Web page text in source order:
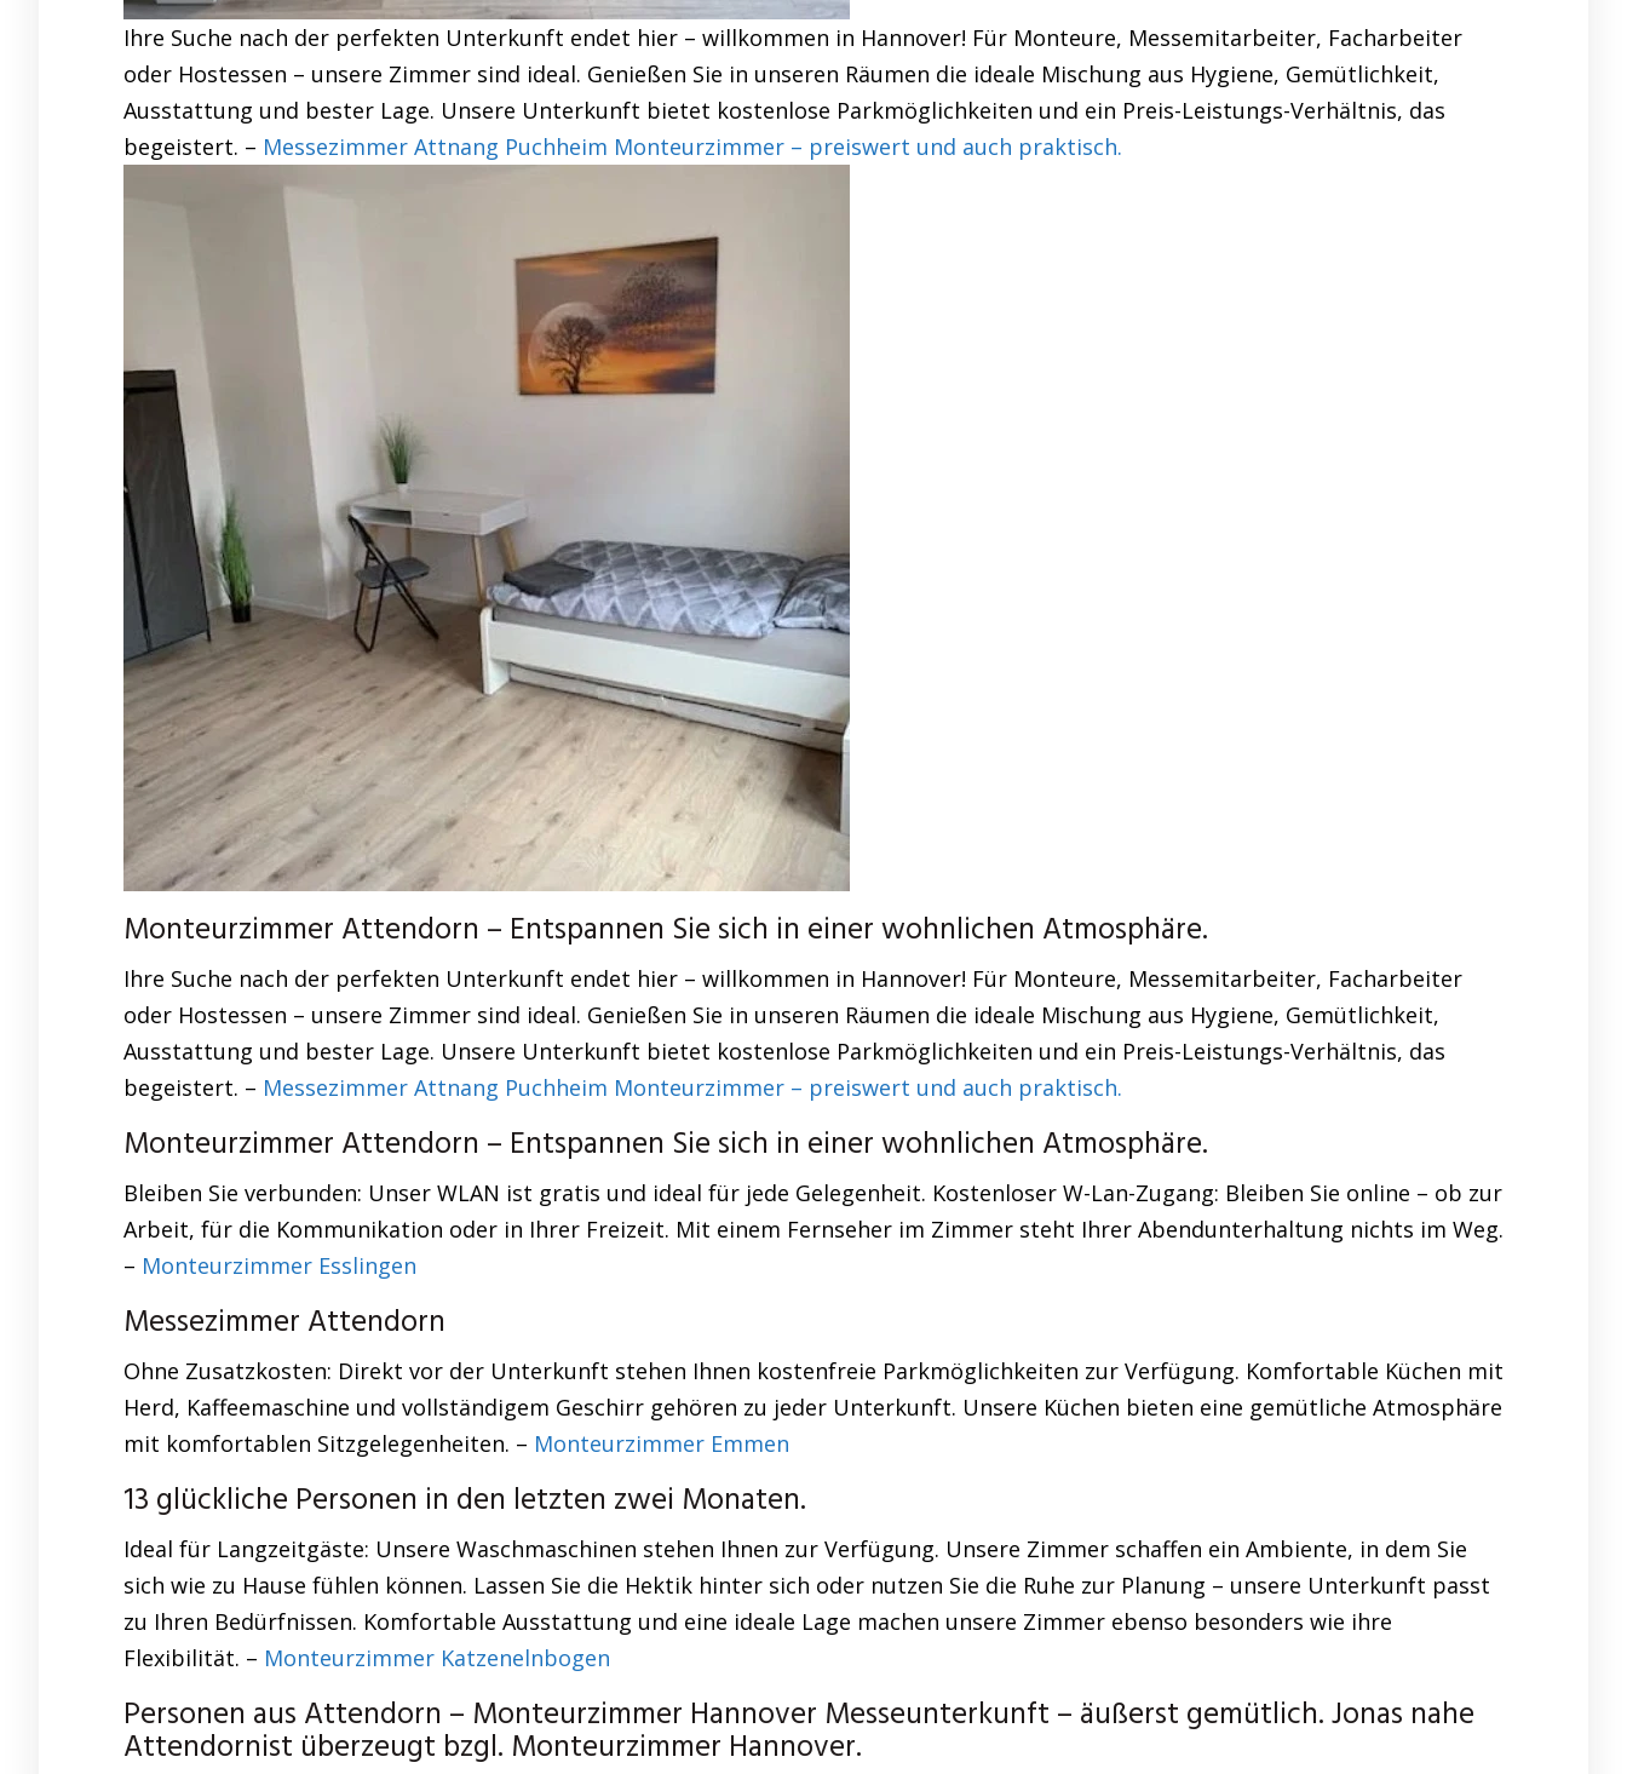
Ihre Suche nach der perfekten Unterkunft endet hier – willkommen in Hannover! Für Monteure, Messemitarbeiter, Facharbeiter
oder Hostessen – unsere Zimmer sind ideal. Genießen Sie in unseren Räumen die ideale Mischung aus Hygiene, Gemütlichkeit,
Ausstattung und bester Lage. Unsere Unterkunft bietet kostenlose Parkmöglichkeiten und ein Preis-Leistungs-Verhältnis, das
begeistert. – Messezimmer Attnang Puchheim Monteurzimmer – preiswert und auch praktisch.
Monteurzimmer Attendorn – Entspannen Sie sich in einer wohnlichen Atmosphäre.
Ihre Suche nach der perfekten Unterkunft endet hier – willkommen in Hannover! Für Monteure, Messemitarbeiter, Facharbeiter
oder Hostessen – unsere Zimmer sind ideal. Genießen Sie in unseren Räumen die ideale Mischung aus Hygiene, Gemütlichkeit,
Ausstattung und bester Lage. Unsere Unterkunft bietet kostenlose Parkmöglichkeiten und ein Preis-Leistungs-Verhältnis, das
begeistert. – Messezimmer Attnang Puchheim Monteurzimmer – preiswert und auch praktisch.
Monteurzimmer Attendorn – Entspannen Sie sich in einer wohnlichen Atmosphäre.
Bleiben Sie verbunden: Unser WLAN ist gratis und ideal für jede Gelegenheit. Kostenloser W-Lan-Zugang: Bleiben Sie online – ob zur
Arbeit, für die Kommunikation oder in Ihrer Freizeit. Mit einem Fernseher im Zimmer steht Ihrer Abendunterhaltung nichts im Weg.
– Monteurzimmer Esslingen
Messezimmer Attendorn
Ohne Zusatzkosten: Direkt vor der Unterkunft stehen Ihnen kostenfreie Parkmöglichkeiten zur Verfügung. Komfortable Küchen mit
Herd, Kaffeemaschine und vollständigem Geschirr gehören zu jeder Unterkunft. Unsere Küchen bieten eine gemütliche Atmosphäre
mit komfortablen Sitzgelegenheiten. – Monteurzimmer Emmen
13 glückliche Personen in den letzten zwei Monaten.
Ideal für Langzeitgäste: Unsere Waschmaschinen stehen Ihnen zur Verfügung. Unsere Zimmer schaffen ein Ambiente, in dem Sie
sich wie zu Hause fühlen können. Lassen Sie die Hektik hinter sich oder nutzen Sie die Ruhe zur Planung – unsere Unterkunft passt
zu Ihren Bedürfnissen. Komfortable Ausstattung und eine ideale Lage machen unsere Zimmer ebenso besonders wie ihre
Flexibilität. – Monteurzimmer Katzenelnbogen
Personen aus Attendorn – Monteurzimmer Hannover Messeunterkunft – äußerst gemütlich. Jonas nahe
Attendornist überzeugt bzgl. Monteurzimmer Hannover.